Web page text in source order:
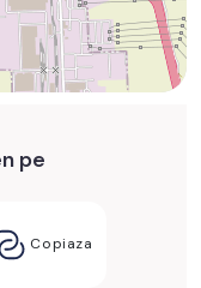
pe
Copiaza